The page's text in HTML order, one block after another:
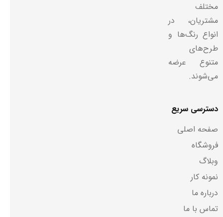
مختلف
مشتریان، در
انواع رنگ‌ها و
طرح‌های
متنوع عرضه
می‌شوند.
دسترسی سریع
صفحه اصلی
فروشگاه
وبلاگ
نمونه کار
درباره ما
تماس با ما